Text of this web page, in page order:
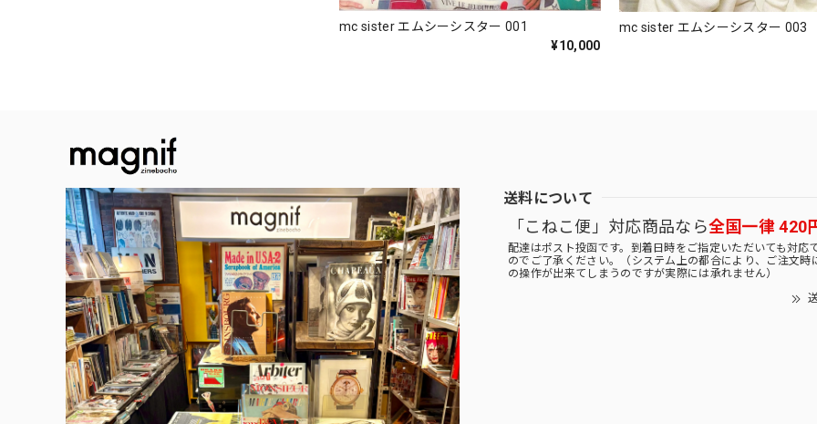
mc sister エムシーシスター 001
¥10,000
mc sister エムシーシスター 003
送料について
「こねこ便」対応商品なら全国一律 420
配達はポスト投函です。到着日時をご指定いただいても対応
のでご了承ください。（システム上の都合により、ご注文時
の操作が出来てしまうのですが実際には承れません）